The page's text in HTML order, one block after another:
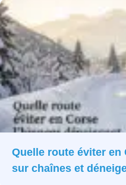
Quelle route éviter en
sur chaînes et